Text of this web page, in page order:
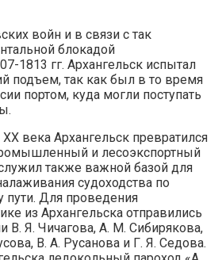
войн и в связи с так
блокадой
1813 гг. Архангельск испытал
подъем, так как был в то время
портом, куда могли поступать
века Архангельск превратился
и лесоэкспортный
также важной базой для
судоходства по
Для проведения
из Архангельска отправились
В. Я. Чичагова, А. М. Сибирякова,
В. А. Русанова и Г. Я. Седова.